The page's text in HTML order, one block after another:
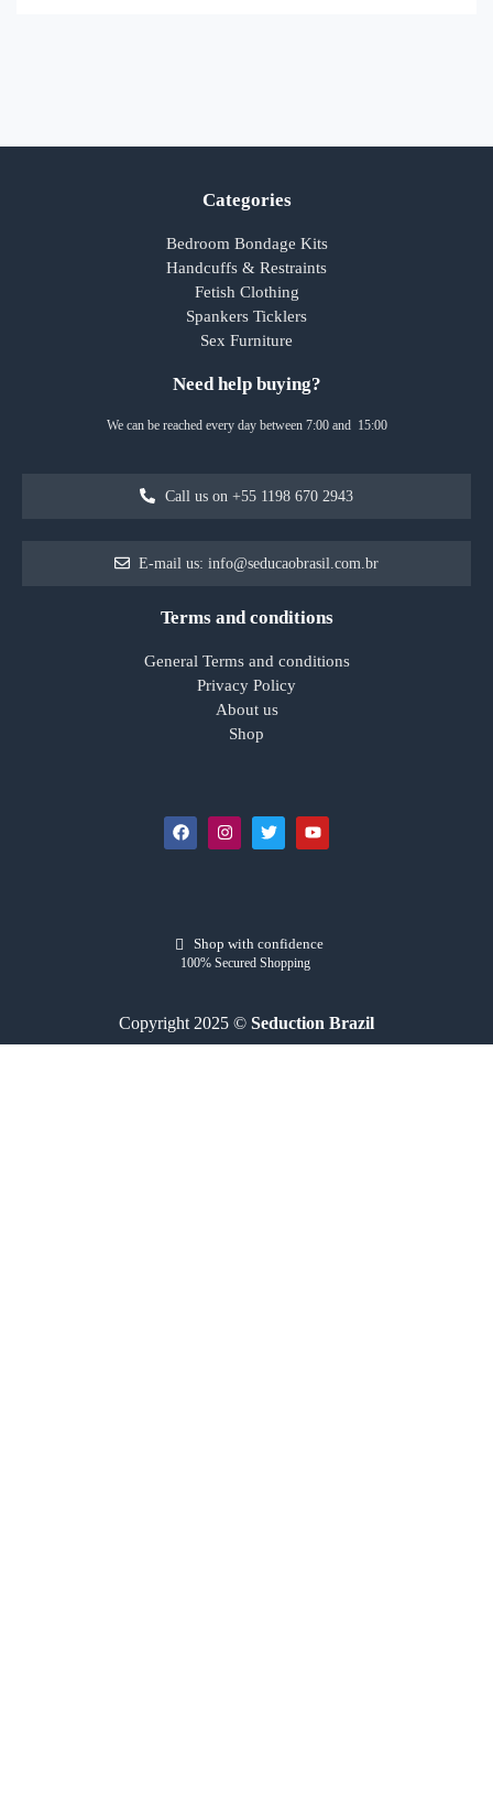
Categories
Bedroom Bondage Kits
Handcuffs & Restraints
Fetish Clothing
Spankers Ticklers
Sex Furniture
Need help buying?
We can be reached every day between 7:00 and 15:00
Call us on +55 1198 670 2943
E-mail us: info@seducaobrasil.com.br
Terms and conditions
General Terms and conditions
Privacy Policy
About us
Shop
Shop with confidence
100% Secured Shopping
Copyright 2025 © Seduction Brazil